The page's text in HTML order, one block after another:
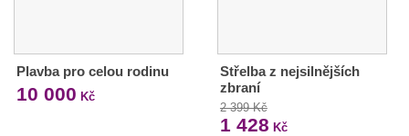
Plavba pro celou rodinu
10 000 Kč
Střelba z nejsilnějších
zbraní
2 399 Kč
1 428 Kč